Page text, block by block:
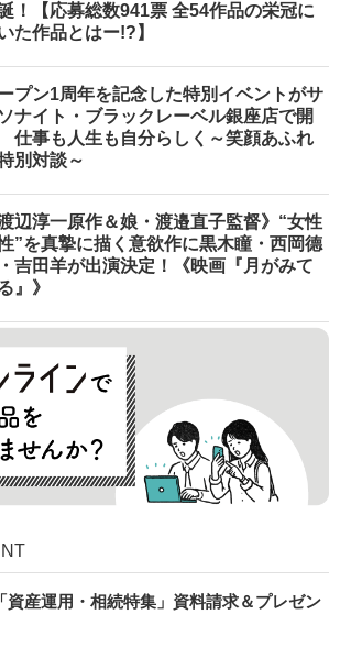
！【応募総数941票 全54作品の栄冠に
た作品とはー!?】
プン1周年を記念した特別イベントがサ
ナイト・ブラックレーベル銀座店で開
事も人生も自分らしく～笑顔あふれ
別対談～
渡辺淳一原作＆娘・渡邉直子監督》“女性
”を真摯に描く意欲作に黒木瞳・西岡德
吉田羊が出演決定！《映画『月がみて
』》
資産運用・相続特集」資料請求＆プレゼン